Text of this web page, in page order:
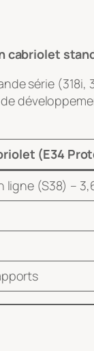
cabriolet
série
(E34
ligne (S38) –